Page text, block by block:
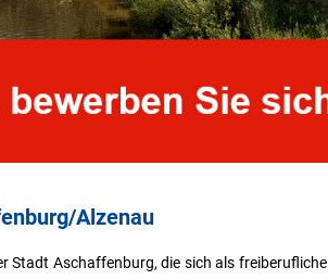
Alzenau
Stadt Aschaffenburg, die sich als freiberufliche